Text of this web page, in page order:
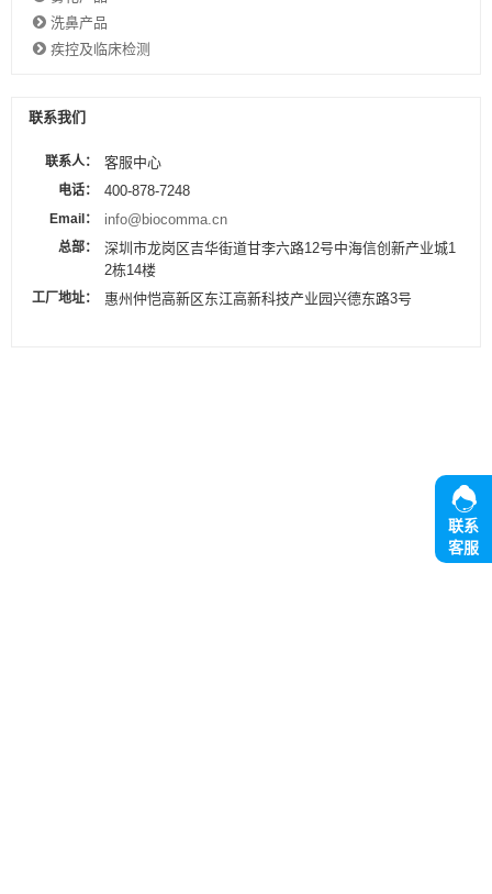
洗鼻产品
疾控及临床检测
联系我们
联系人： 客服中心
电话： 400-878-7248
Email： info@biocomma.cn
总部：
深圳市龙岗区吉华街道甘李六路12号中海信创新产业城1
2栋14楼
工厂地址： 惠州仲恺高新区东江高新科技产业园兴德东路3号
联系
客服